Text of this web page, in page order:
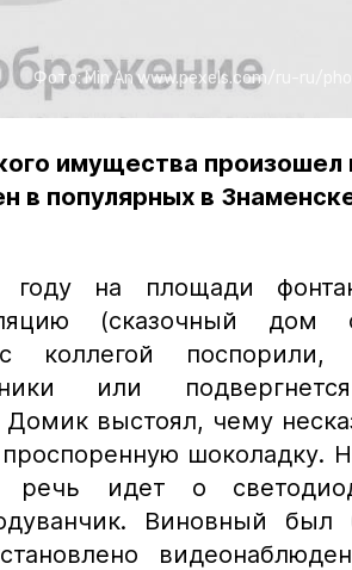
Фото:Min An www.pexels.com/ru-ru/
имущества произошел
в популярных в
на площади
(сказочный дом
коллегой поспорили,
или
выстоял, чему
шоколадку.
идет о
Виновный был